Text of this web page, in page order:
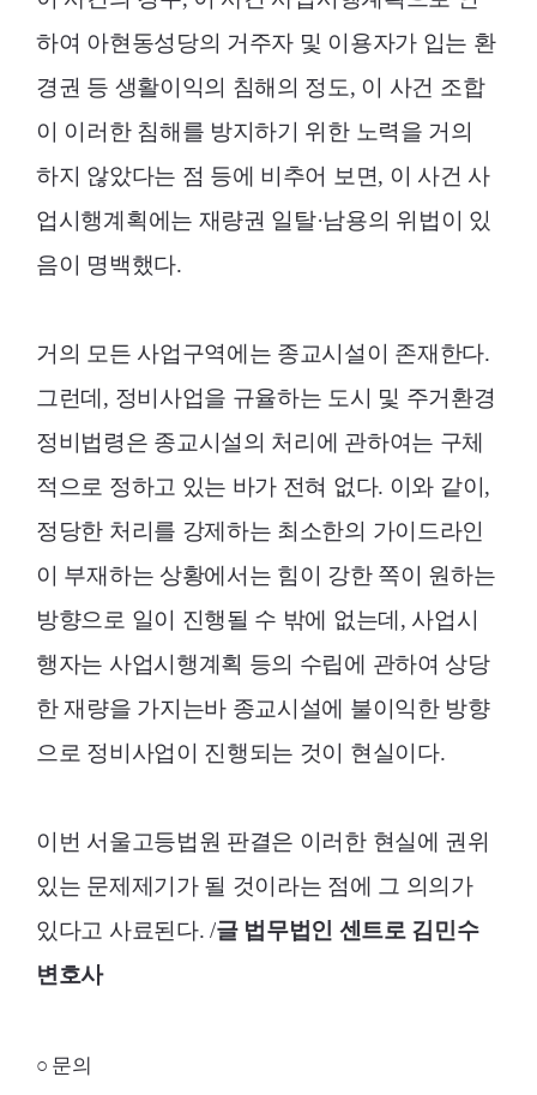
하여 아현동성당의 거주자 및 이용자가 입는 환
경권 등 생활이익의 침해의 정도, 이 사건 조합
이 이러한 침해를 방지하기 위한 노력을 거의
하지 않았다는 점 등에 비추어 보면, 이 사건 사
업시행계획에는 재량권 일탈·남용의 위법이 있
음이 명백했다.
거의 모든 사업구역에는 종교시설이 존재한다.
그런데, 정비사업을 규율하는 도시 및 주거환경
정비법령은 종교시설의 처리에 관하여는 구체
적으로 정하고 있는 바가 전혀 없다. 이와 같이,
정당한 처리를 강제하는 최소한의 가이드라인
이 부재하는 상황에서는 힘이 강한 쪽이 원하는
방향으로 일이 진행될 수 밖에 없는데, 사업시
행자는 사업시행계획 등의 수립에 관하여 상당
한 재량을 가지는바 종교시설에 불이익한 방향
으로 정비사업이 진행되는 것이 현실이다.
이번 서울고등법원 판결은 이러한 현실에 권위
있는 문제제기가 될 것이라는 점에 그 의의가
있다고 사료된다. /글 법무법인 센트로 김민수
변호사
○ 문의